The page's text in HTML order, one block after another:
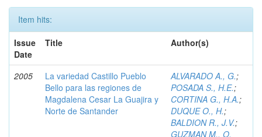
Item hits:
Issue
Date
Title Author(s)
2005
La variedad Castillo Pueblo
Bello para las regiones de
Magdalena Cesar La Guajira y
Norte de Santander
ALVARADO A., G.;
POSADA S., H.E.;
CORTINA G., H.A.;
DUQUE O., H.;
BALDION R., J.V.;
GUZMAN M., O.